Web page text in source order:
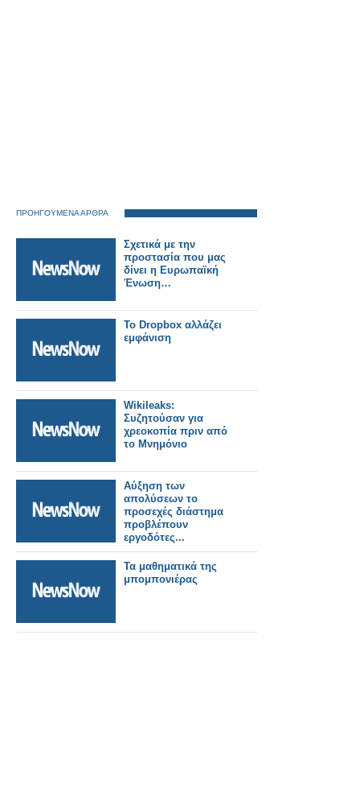
ΠΡΟΗΓΟΥΜΕΝΑ ΑΡΘΡΑ
Σχετικά με την
προστασία που μας
δίνει η Ευρωπαϊκή
Ένωση…
Το Dropbox αλλάζει
εμφάνιση
Wikileaks:
Συζητούσαν για
χρεοκοπία πριν από
το Μνημόνιο
Αύξηση των
απολύσεων το
προσεχές διάστημα
προβλέπουν
εργοδότες...
Τα μαθηματικά της
μπομπονιέρας